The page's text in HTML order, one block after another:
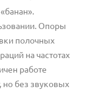
Опоры
полочных
на частотах
работе
но без звуковых